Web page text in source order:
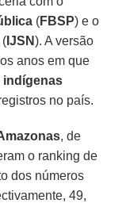
(FBSP) e o
( IJSN). A versão
anos em que
indígenas
no país.
, de
o ranking de
dos números
49,